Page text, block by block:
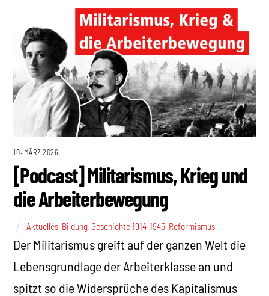
10. MÄRZ 2026
[Podcast] Militarismus, Krieg und
die Arbeiterbewegung
Aktuelles Bildung Geschichte 1914-1945 Reformismus
Der Militarismus greift auf der ganzen Welt die
Lebensgrundlage der Arbeiterklasse an und
spitzt so die Widersprüche des Kapitalismus